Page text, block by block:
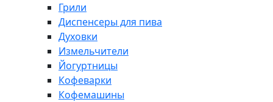
Грили
Диспенсеры для пива
Духовки
Измельчители
Йогуртницы
Кофеварки
Кофемашины